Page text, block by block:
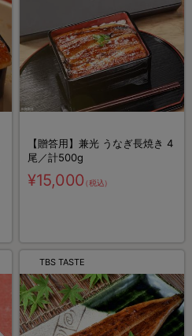
【贈答用】兼光 うなぎ長焼き 4
尾／計500g
¥15,000（税込）
TBS TASTE